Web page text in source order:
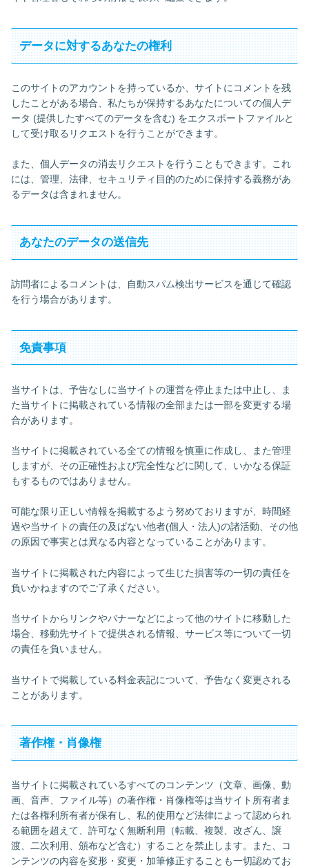
データに対するあなたの権利
このサイトのアカウントを持っているか、サイトにコメントを残
したことがある場合、私たちが保持するあなたについての個人デ
ータ (提供したすべてのデータを含む) をエクスポートファイルと
して受け取るリクエストを行うことができます。
また、個人データの消去リクエストを行うこともできます。これ
には、管理、法律、セキュリティ目的のために保持する義務があ
るデータは含まれません。
あなたのデータの送信先
訪問者によるコメントは、自動スパム検出サービスを通じて確認
を行う場合があります。
免責事項
当サイトは、予告なしに当サイトの運営を停止または中止し、ま
た当サイトに掲載されている情報の全部または一部を変更する場
合があります。
当サイトに掲載されている全ての情報を慎重に作成し、また管理
しますが、その正確性および完全性などに関して、いかなる保証
もするものではありません。
可能な限り正しい情報を掲載するよう努めておりますが、時間経
過や当サイトの責任の及ばない他者(個人・法人)の諸活動、その他
の原因で事実とは異なる内容となっていることがあります。
当サイトに掲載された内容によって生じた損害等の一切の責任を
負いかねますのでご了承ください。
当サイトからリンクやバナーなどによって他のサイトに移動した
場合、移動先サイトで提供される情報、サービス等について一切
の責任を負いません。
当サイトで掲載している料金表記について、予告なく変更される
ことがあります。
著作権・肖像権
当サイトに掲載されているすべてのコンテンツ（文章、画像、動
画、音声、ファイル等）の著作権・肖像権等は当サイト所有者ま
たは各権利所有者が保有し、私的使用など法律によって認められ
る範囲を超えて、許可なく無断利用（転載、複製、改ざん、譲
渡、二次利用、頒布など含む）することを禁止します。また、コ
ンテンツの内容を変形・変更・加筆修正することも一切認めてお